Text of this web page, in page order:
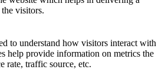
visitors.
to understand how visitors interact with
help provide information on metrics the
rate, traffic source, etc.